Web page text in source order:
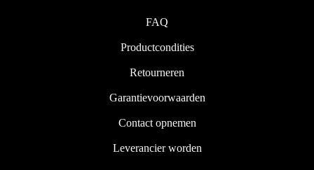
FAQ
Productcondities
Retourneren
Garantievoorwaarden
Contact opnemen
Leverancier worden